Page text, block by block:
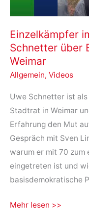
ist
als
je
zuvor
Einzelkämpfer
Schnetter über
Weimar
Allgemein, Videos
Uwe Schnetter ist
Stadtrat in Weimar
Erfahrung den Mut
Gespräch mit Sven
warum er mit 70 zum
eingetreten ist und
basisdemokratische
Einzelkämpfer
Mehr lesen >>